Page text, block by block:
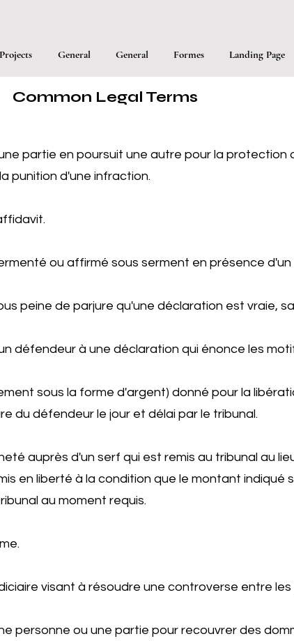
Projects General General Formes Landing Page
Common Legal Terms
partie en poursuit une autre pour la protection
punition d'une infraction.
ou affirmé sous serment en présence d'un
peine de parjure qu'une déclaration est vraie,
défendeur à une déclaration qui énonce les
sous la forme d'argent) donné pour la
du défendeur le jour et délai par le tribunal.
auprès d'un serf qui est remis au tribunal au
en liberté à la condition que le montant indiqué
au moment requis.
visant à résoudre une controverse entre les
personne ou une partie pour recouvrer des